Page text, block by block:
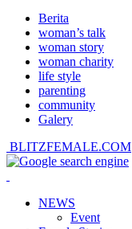
Berita
woman’s talk
woman story
woman charity
life style
parenting
community
Galery
BLITZFEMALE.COM
NEWS
Event